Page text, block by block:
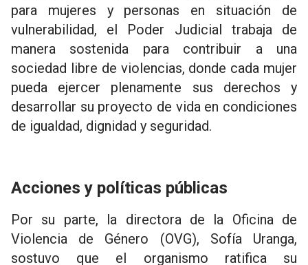
para mujeres y personas en situación de
vulnerabilidad, el Poder Judicial trabaja de
manera sostenida para contribuir a una
sociedad libre de violencias, donde cada mujer
pueda ejercer plenamente sus derechos y
desarrollar su proyecto de vida en condiciones
de igualdad, dignidad y seguridad.
Acciones y políticas públicas
Por su parte, la directora de la Oficina de
Violencia de Género (OVG), Sofía Uranga,
sostuvo que el organismo ratifica su